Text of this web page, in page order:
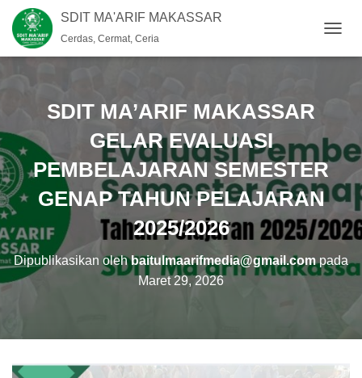
SDIT MA'ARIF MAKASSAR
Cerdas, Cermat, Ceria
O
A
V
G
S
I
SDIT MA’ARIF MAKASSAR
GELAR EVALUASI
PEMBELAJARAN SEMESTER
GENAP TAHUN PELAJARAN
2025/2026
Dipublikasikan olehbaitulmaarifmedia@gmail.compada
Maret 29, 2026